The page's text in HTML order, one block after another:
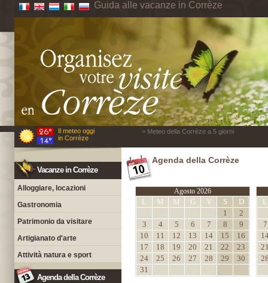
Guida alle vacanze in Corrèze
Il meteo oggi
in Corrèze
> Meteo della Corrèze a 5 giorni
Vacanze in Corrèze
Alloggiare, locazioni
Gastronomia
Patrimonio da visitare
Artigianato d'arte
Attività natura e sport
Agenda della Corrèze
Agenda della Corrèze
Agosto 2026
L M M G V S
D
1
2
3
4 5 6 7 8
9
10
11 12 13 14 15
16
17
18 19 20 21 22
23
24
25 26 27 28 29
30
31
L
7